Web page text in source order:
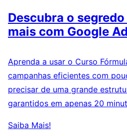
Descubra o
mais com Google
Aprenda a usar o Curso
campanhas eficientes com
precisar de uma grande
garantidos em apenas 20
Saiba Mais!